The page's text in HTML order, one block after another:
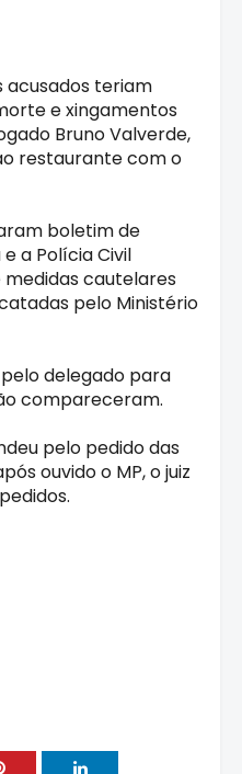
acusados teriam
e xingamentos
Bruno Valverde,
restaurante com o
boletim de
a Polícia Civil
cautelares
pelo Ministério
delegado para
compareceram.
pelo pedido das
ouvido o MP, o juiz